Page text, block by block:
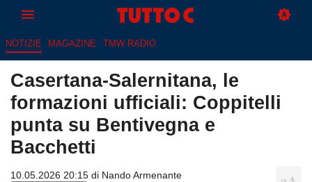
NOTIZIE MAGAZINE TMW RADIO
Casertana-Salernitana, le
formazioni ufficiali: Coppitelli
punta su Bentivegna e
Bacchetti
10.05.2026 20:15 di Nando Armenante